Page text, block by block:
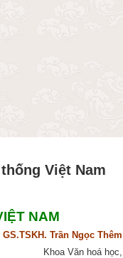
Việt Nam
NAM
GS.TSKH. Trần Ngọc Thêm
Khoa Văn hoá học,